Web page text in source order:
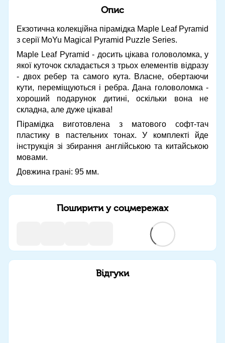
Опис
Екзотична колекційна пірамідка Maple Leaf Pyramid
з серії MoYu Magical Pyramid Puzzle Series.
Maple Leaf Pyramid - досить цікава головоломка, у
якої куточок складається з трьох елементів відразу
- двох ребер та самого кута. Власне, обертаючи
кути, переміщуються і ребра. Дана головоломка -
хороший подарунок дитині, оскільки вона не
складна, але дуже цікава!
Пірамідка виготовлена ​​з матового софт-тач
пластику в пастельних тонах. У комплекті йде
інструкція зі збирання англійською та китайською
мовами.
Довжина грані: 95 мм.
Поширити у соцмережах
Відгуки